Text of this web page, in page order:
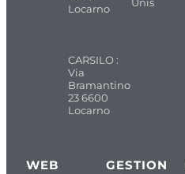
Locarno
CARSILO :
Via
Bramantino
23 6600
Locarno
Unis
WEB GESTION